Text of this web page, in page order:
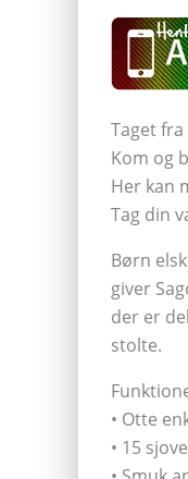
Taget fra
Kom og
Her kan
Tag din
Børn
giver
der er
stolte.
• Otte
• 15